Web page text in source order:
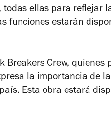
todas ellas para reflejar
funciones estarán
Breakers Crew, quienes
la importancia de
Esta obra estará